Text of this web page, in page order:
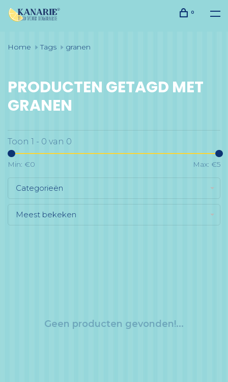
0
Home Tags granen
PRODUCTEN GETAGD MET
GRANEN
Toon 1 - 0 van 0
Min: €0 Max: €5
Categorieën
Meest bekeken
Geen producten gevonden!...